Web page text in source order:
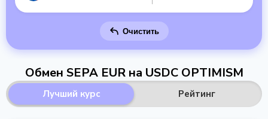
Очистить
Обмен SEPA EUR на USDC OPTIMISM
Лучший курс Рейтинг